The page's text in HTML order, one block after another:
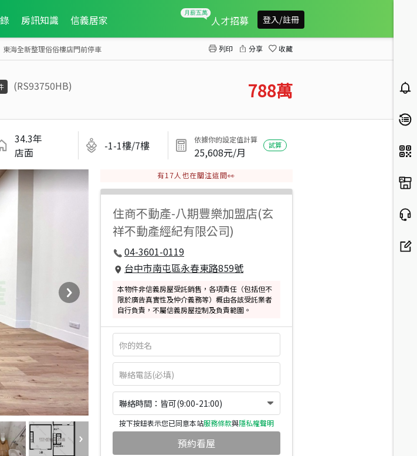
房訊知識 信義居家 人才招募 登入/註冊
東海全新整理俗俗樓店門前停車 列印 分享 收藏
(RS93750HB)
788萬
34.3年
店面
-1-1樓/7樓 依據你的設定值計算
25,608元/月
試算
有17人也在關注這間👀
住商不動產-八期豐樂加盟店(玄
祥不動產經紀有限公司)
04-3601-0119
台中市南屯區永春東路859號
本物件非信義房屋受託銷售，各項責任（包括但不
限於廣告真實性及仲介義務等）概由各該受託業者
自行負責，不屬信義房屋控制及負責範圍。
聯絡時間：皆可(9:00-21:00)
按下按鈕表示您已同意本站服務條款與隱私權聲明
預約看屋